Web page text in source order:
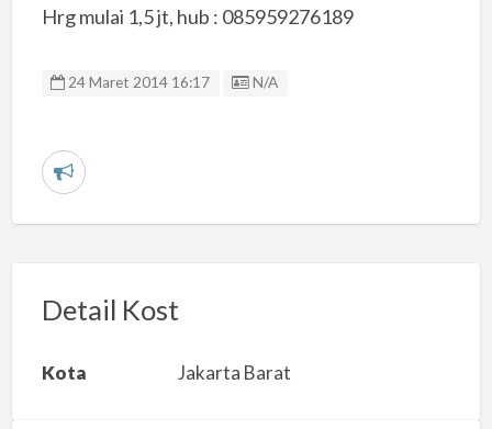
Hrg mulai 1,5 jt, hub : 085959276189
24 Maret 2014 16:17 Listing ID
N/A
L
r
a
Detail Kost
Kota Jakarta Barat